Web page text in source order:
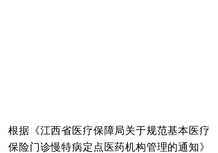
根据《江西省医疗保障局关于规范基本医疗
保险门诊慢特病定点医药机构管理的通知》